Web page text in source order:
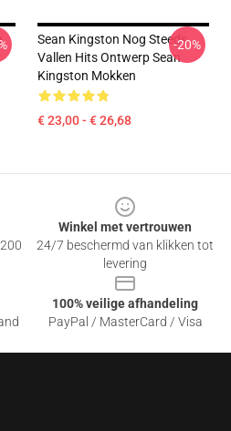
Sean Kingston Nog Steeds
Vallen Hits Ontwerp Sean
Kingston Mokken
€ 23,00 - € 26,68
-20%
Winkel met vertrouwen
24/7 beschermd van klikken tot
levering
100% veilige afhandeling
PayPal / MasterCard / Visa